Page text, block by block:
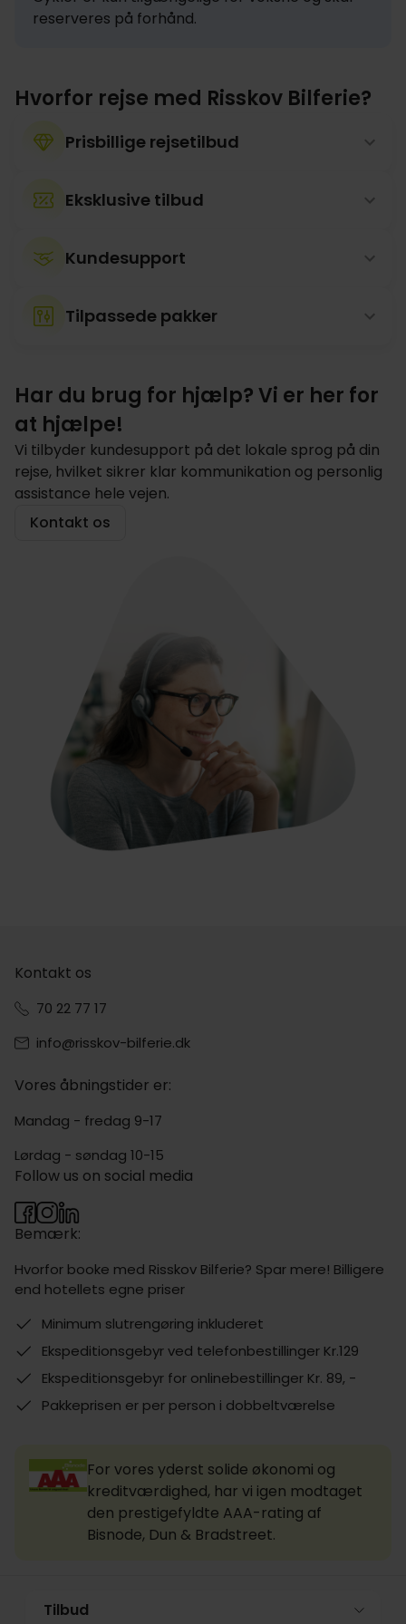
reserveres på forhånd.
Hvorfor rejse med Risskov Bilferie?
Prisbillige rejsetilbud
Eksklusive tilbud
Kundesupport
Tilpassede pakker
Har du brug for hjælp? Vi er her for
at hjælpe!
Vi tilbyder kundesupport på det lokale sprog på din
rejse, hvilket sikrer klar kommunikation og personlig
assistance hele vejen.
Kontakt os
Kontakt os
70 22 77 17
info@risskov-bilferie.dk
Vores åbningstider er:
Mandag - fredag 9-17
Lørdag - søndag 10-15
Bemærk:
Hvorfor booke med Risskov Bilferie? Spar mere! Billigere
end hotellets egne priser
Minimum slutrengøring inkluderet
Ekspeditionsgebyr ved telefonbestillinger Kr.129
Ekspeditionsgebyr for onlinebestillinger Kr. 89, -
Pakkeprisen er per person i dobbeltværelse
Follow us on social media
For vores yderst solide økonomi og
kreditværdighed, har vi igen modtaget
den prestigefyldte AAA-rating af
Bisnode, Dun & Bradstreet.
Tilbud